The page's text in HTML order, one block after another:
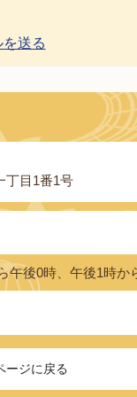
送る
丁目1番1号
後0時、午後1時か
ージに戻る